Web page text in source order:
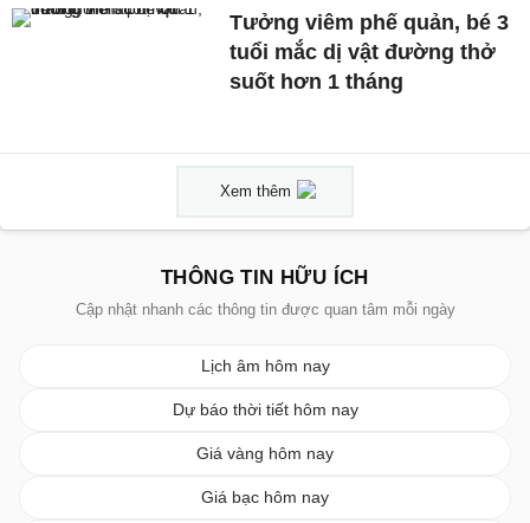
Tưởng viêm phế quản, bé 3
tuổi mắc dị vật đường thở
suốt hơn 1 tháng
Xem thêm
THÔNG TIN HỮU ÍCH
Cập nhật nhanh các thông tin được quan tâm mỗi ngày
Lịch âm hôm nay
Dự báo thời tiết hôm nay
Giá vàng hôm nay
Giá bạc hôm nay